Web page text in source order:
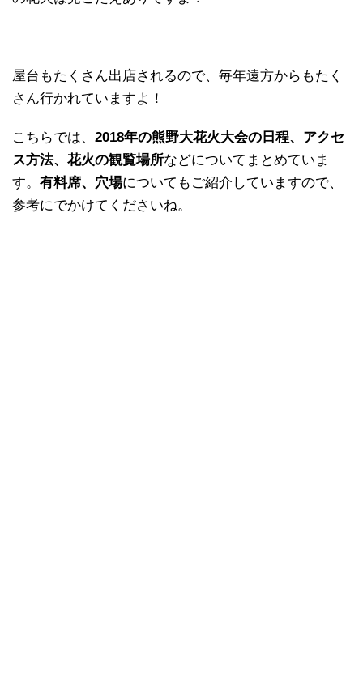
屋台もたくさん出店されるので、毎年遠方からもたく
さん行かれていますよ！
こちらでは、 2018年の熊野大花火大会の日程、アクセ
ス方法、花火の観覧場所などについてまとめていま
す。 有料席、穴場についてもご紹介していますので、
参考にでかけてくださいね。